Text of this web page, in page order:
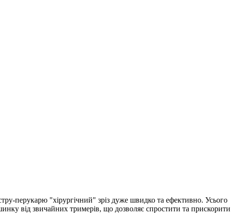
перукарю "хірургічний" зріз дуже швидко та ефективно. Усього
від звичайних тримерів, що дозволяє спростити та прискорити